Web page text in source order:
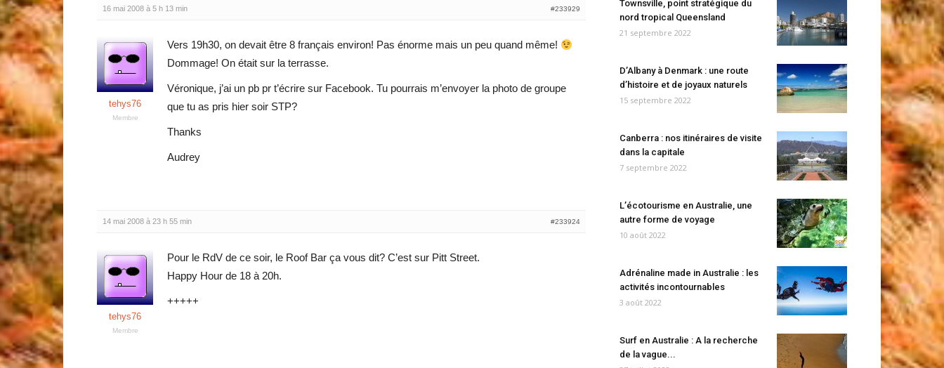
16 mai 2008 à 5 h 13 min #233929
tehys76
Membre
Vers 19h30, on devait être 8 français environ! Pas énorme mais un peu quand même!
Dommage! On était sur la terrasse.
Véronique, j’ai un pb pr t’écrire sur Facebook. Tu pourrais m’envoyer la photo de groupe
que tu as pris hier soir STP?
Thanks
Audrey
14 mai 2008 à 23 h 55 min #233924
tehys76
Membre
Pour le RdV de ce soir, le Roof Bar ça vous dit? C’est sur Pitt Street.
Happy Hour de 18 à 20h.
+++++
Townsville, point stratégique du
nord tropical Queensland
21 septembre 2022
D’Albany à Denmark : une route
d’histoire et de joyaux naturels
15 septembre 2022
Canberra : nos itinéraires de visite
dans la capitale
7 septembre 2022
L’écotourisme en Australie, une
autre forme de voyage
10 août 2022
Adrénaline made in Australie : les
activités incontournables
3 août 2022
Surf en Australie : A la recherche
de la vague...